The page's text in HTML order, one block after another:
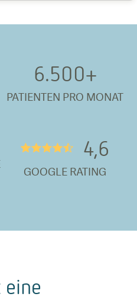
6.500+
PATIENTEN PRO MONAT
★★★★½ 4,6
GOOGLE RATING